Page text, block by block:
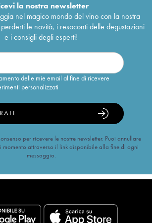
la nostra newsletter
nel magico mondo del vino con la nostra
le novità, i resoconti delle degustazioni
e i consigli degli esperti!
delle mie email al fine di ricevere
personalizzati
per ricevere le nostre newsletter. Puoi annullare
momento attraverso il link disponibile alla fine di ogni
messaggio.